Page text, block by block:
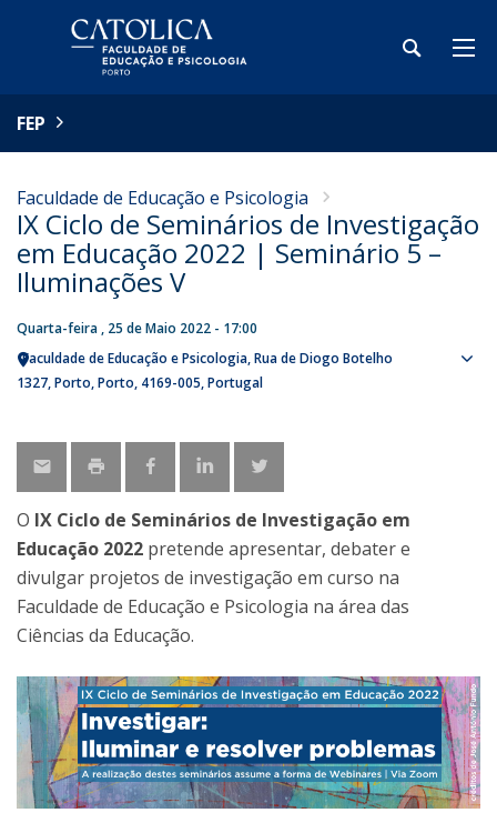
FEP
Faculdade de Educação e Psicologia
IX Ciclo de Seminários de Investigação
em Educação 2022 | Seminário 5 –
Iluminações V
Quarta-feira , 25 de Maio 2022 - 17:00
Faculdade de Educação e Psicologia Rua de Diogo Botelho
1327 Porto Porto 4169-005 Portugal
O IX Ciclo de Seminários de Investigação em
Educação 2022 pretende apresentar, debater e
divulgar projetos de investigação em curso na
Faculdade de Educação e Psicologia na área das
Ciências da Educação.